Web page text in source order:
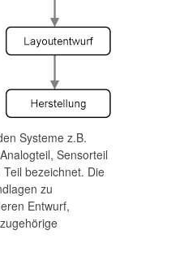
Systeme z.B.
Sensorteil
bezeichnet. Die
zu
Entwurf,